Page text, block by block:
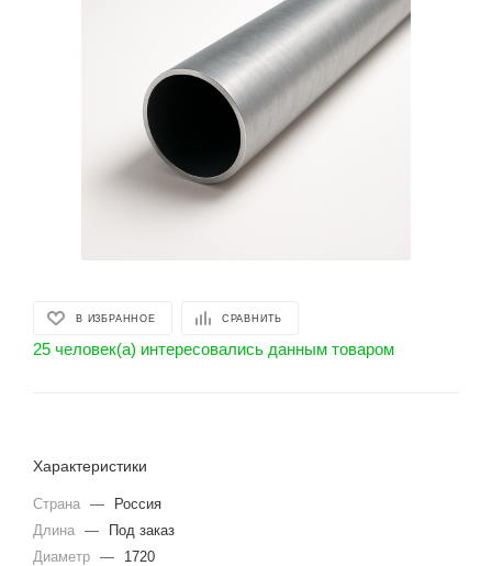
В ИЗБРАННОЕ СРАВНИТЬ
25 человек(а) интересовались данным товаром
Характеристики
Страна —
Россия
Длина —
Под заказ
Диаметр —
1720